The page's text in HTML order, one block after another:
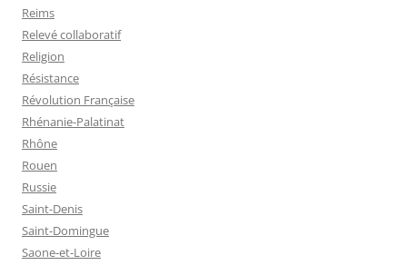
Reims
Relevé collaboratif
Religion
Résistance
Révolution Française
Rhénanie-Palatinat
Rhône
Rouen
Russie
Saint-Denis
Saint-Domingue
Saone-et-Loire